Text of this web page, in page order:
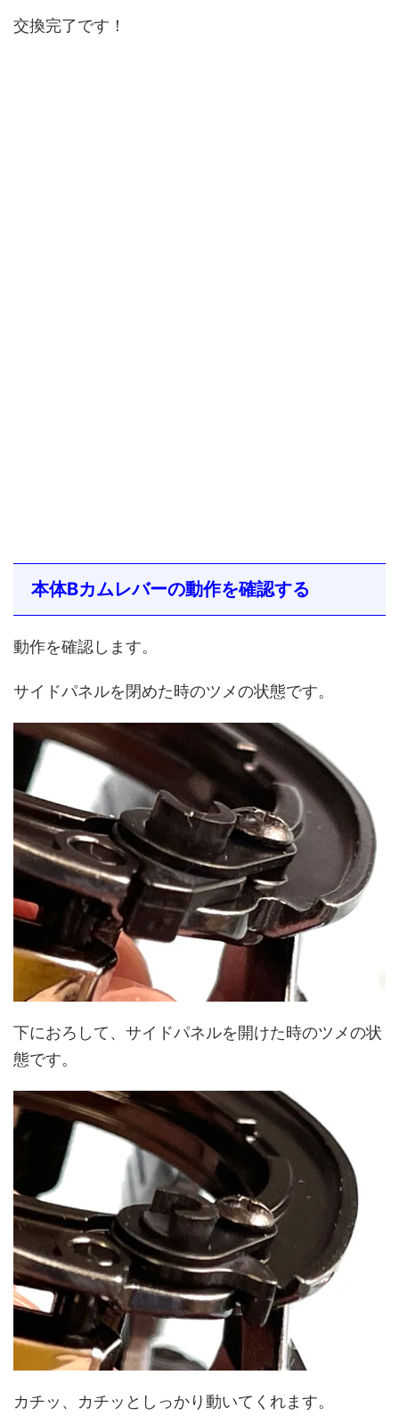
交換完了です！
本体Bカムレバーの動作を確認する
動作を確認します。
サイドパネルを閉めた時のツメの状態です。
下におろして、サイドパネルを開けた時のツメの状
態です。
カチッ、カチッとしっかり動いてくれます。